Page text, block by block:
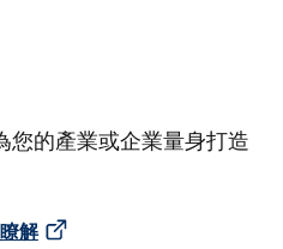
您的產業或企業量身打造
解